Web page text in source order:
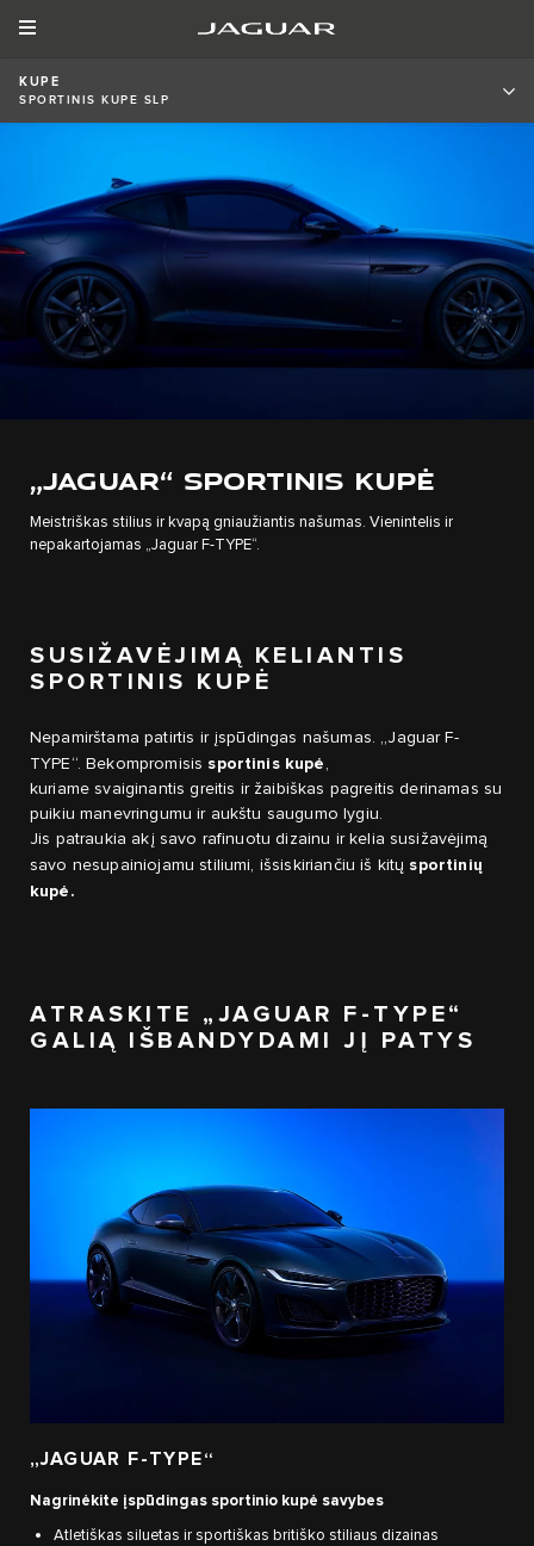
KUPE
SPORTINIS KUPE SLP
„JAGUAR“ SPORTINIS KUPĖ
Meistriškas stilius ir kvapą gniaužiantis našumas. Vienintelis ir
nepakartojamas „Jaguar F-TYPE“.
SUSIŽAVĖJIMĄ KELIANTIS
SPORTINIS KUPĖ
Nepamirštama patirtis ir įspūdingas našumas. „Jaguar F-
TYPE“. Bekompromisis sportinis kupė,
kuriame svaiginantis greitis ir žaibiškas pagreitis derinamas su
puikiu manevringumu ir aukštu saugumo lygiu.
Jis patraukia akį savo rafinuotu dizainu ir kelia susižavėjimą
savo nesupainiojamu stiliumi, išsiskiriančiu iš kitų sportinių
kupė.
ATRASKITE „JAGUAR F-TYPE“
GALIĄ IŠBANDYDAMI JĮ PATYS
„JAGUAR F-TYPE“
Nagrinėkite įspūdingas sportinio kupė savybes
Atletiškas siluetas ir sportiškas britiško stiliaus dizainas